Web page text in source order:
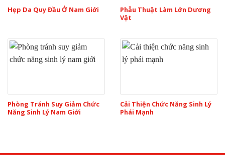
Hẹp Da Quy Đầu Ở Nam Giới
Phẫu Thuật Làm Lớn Dương
Vật
Phòng Tránh Suy Giảm Chức
Năng Sinh Lý Nam Giới
Cải Thiện Chức Năng Sinh Lý
Phái Mạnh